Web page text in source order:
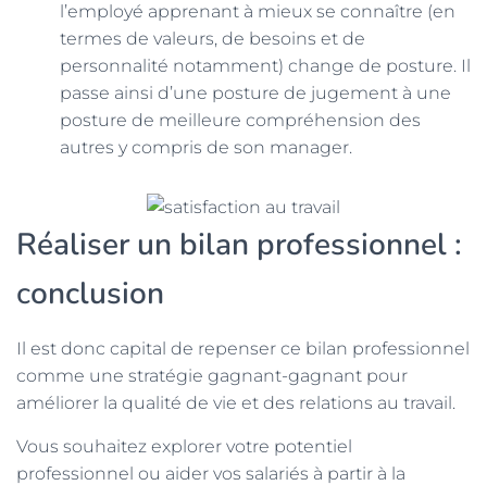
l’employé apprenant à mieux se connaître (en
termes de valeurs, de besoins et de
personnalité notamment) change de posture. Il
passe ainsi d’une posture de jugement à une
posture de meilleure compréhension des
autres y compris de son manager.
Réaliser un bilan professionnel :
conclusion
Il est donc capital de repenser ce bilan professionnel
comme une stratégie gagnant-gagnant pour
améliorer la qualité de vie et des relations au travail.
Vous souhaitez explorer votre potentiel
professionnel ou aider vos salariés à partir à la